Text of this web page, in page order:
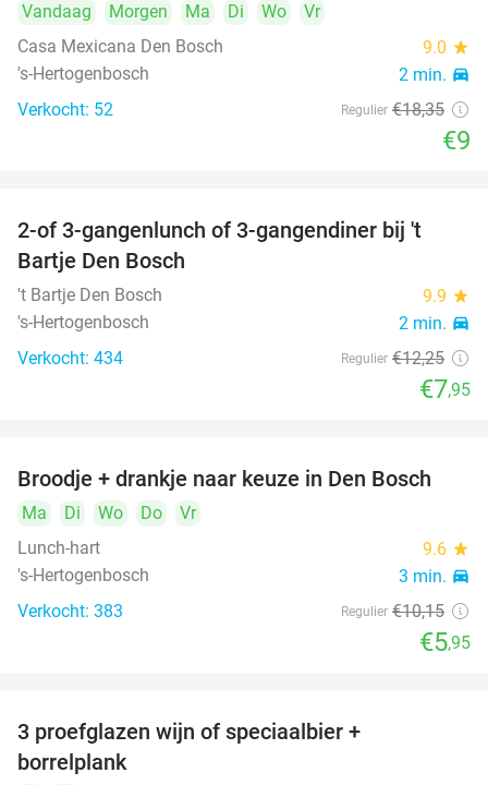
Vandaag Morgen Ma Di Wo
Vr
Casa Mexicana Den Bosch
9.0 star
's-Hertogenbosch 2 min. directions_car
Verkocht: 52 Regulier €18,35
€9
35%
2-of 3-gangenlunch of 3-gangendiner bij 't
Bartje Den Bosch
't Bartje Den Bosch 9.9 star
's-Hertogenbosch 2 min. directions_car
Verkocht: 434 Regulier €12,25
€7,95
41%
Broodje + drankje naar keuze in Den Bosch
Ma Di Wo Do
Vr
Lunch-hart
9.6 star
's-Hertogenbosch 3 min. directions_car
Verkocht: 383 Regulier €10,15
€5,95
3 proefglazen wijn of speciaalbier +
borrelplank